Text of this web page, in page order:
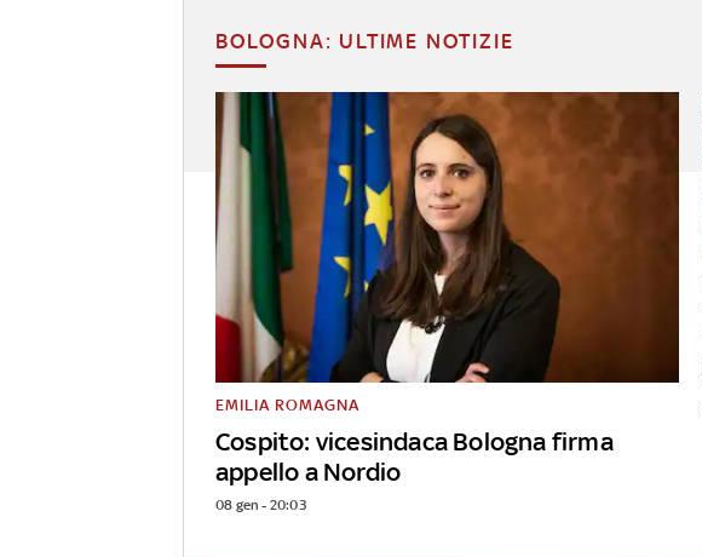
BOLOGNA: ULTIME NOTIZIE
Cospito: vicesindaca Bologna firma
appello a Nordio
EMILIA ROMAGNA
08 gen - 20:03